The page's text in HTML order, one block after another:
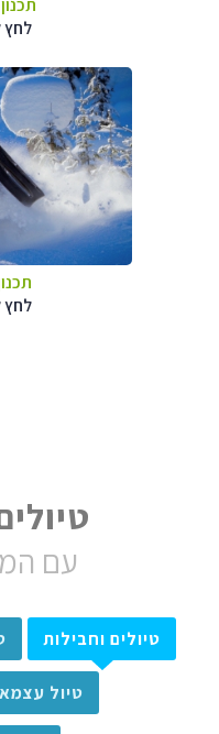
לחץ
לחץ
עם
טיולים וחבילות
טיול